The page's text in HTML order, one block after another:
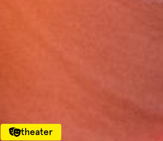
theater